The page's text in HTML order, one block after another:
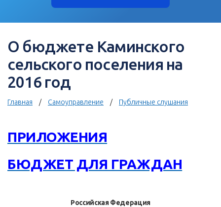
О бюджете Каминского
сельского поселения на
2016 год
Главная Самоуправление Публичные слушания
ПРИЛОЖЕНИЯ
БЮДЖЕТ ДЛЯ ГРАЖДАН
Российская Федерация